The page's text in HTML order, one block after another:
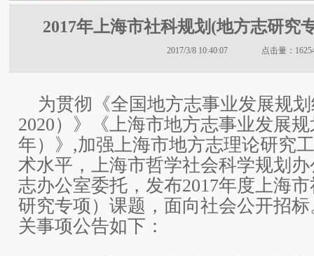
2017年上海市社科规划(地方志研究
2017/3/8 10:40:07 点击量：
为贯彻《全国地方志事业发展规划
2020）》《上海市地方志事业发展规
年）》,加强上海市地方志理论研究
术水平，上海市哲学社会科学规划
志办公室委托，发布2017年度上海
研究专项）课题，面向社会公开招
关事项公告如下：